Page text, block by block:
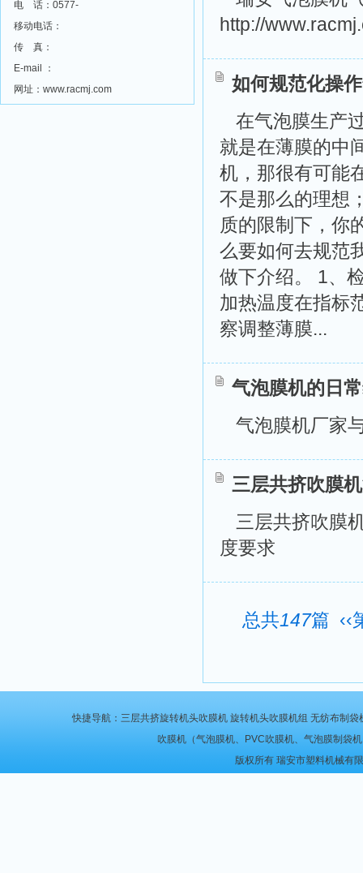
http://
如何规范化操
在气泡膜生产
就是在薄膜的中
机，那很有可能
不是那么的理想
质的限制下，你
么要如何去规范
做下介绍。 1、
加热温度在指标
察调整薄膜...
气泡膜机的日
气泡膜机厂家
三层共挤吹膜
三层共挤吹膜
度要求
总共147篇 ‹‹
电 话：0577-
移动电话：
传 真：
E-mail ：
网址：www.racmj.com
快捷导航： 三层共挤旋转机头吹膜机 旋转机头吹膜机组 无纺布制袋
吹膜机 （气泡膜机、 PVC吹膜机、 气泡膜制袋机
版权所有 瑞安市塑料机械